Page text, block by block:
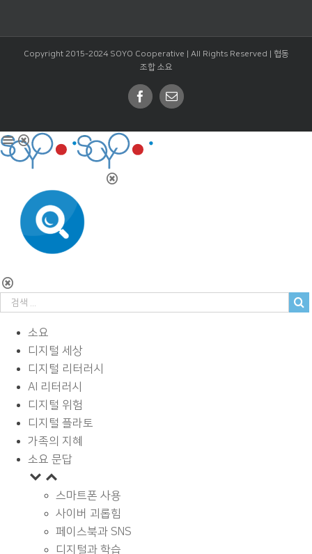
Copyright 2015-2024 SOYO Cooperative | All Rights Reserved | 협동
조합 소요
Facebook
Email
소요
디지털 세상
디지털 리터러시
AI 리터러시
디지털 위험
디지털 플라토
가족의 지혜
소요 문답
스마트폰 사용
사이버 괴롭힘
페이스북과 SNS
디지털과 학습